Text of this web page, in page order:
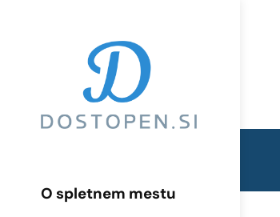
O spletnem mestu